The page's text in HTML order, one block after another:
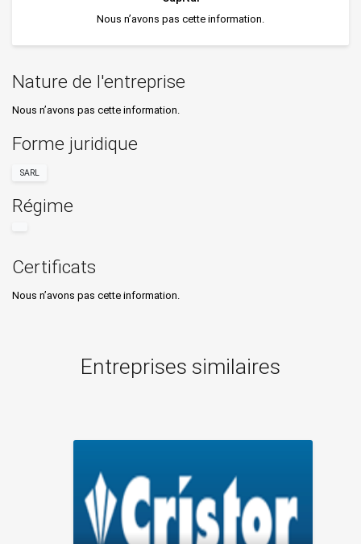
Nous n’avons pas cette information.
Nature de l'entreprise
Nous n’avons pas cette information.
Forme juridique
SARL
Régime
Certificats
Nous n’avons pas cette information.
Entreprises similaires